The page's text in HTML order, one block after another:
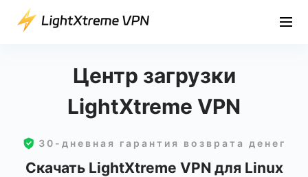
Центр загрузки
LightXtreme VPN
30-дневная гарантия возврата денег
Скачать LightXtreme VPN для Linux